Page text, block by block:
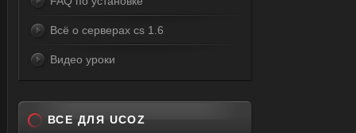
Всё о серверах cs 1.6
Видео уроки
ВСЕ ДЛЯ UCOZ